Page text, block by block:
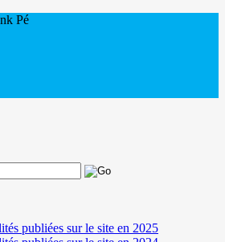
Pé
publiées sur le site en 2025